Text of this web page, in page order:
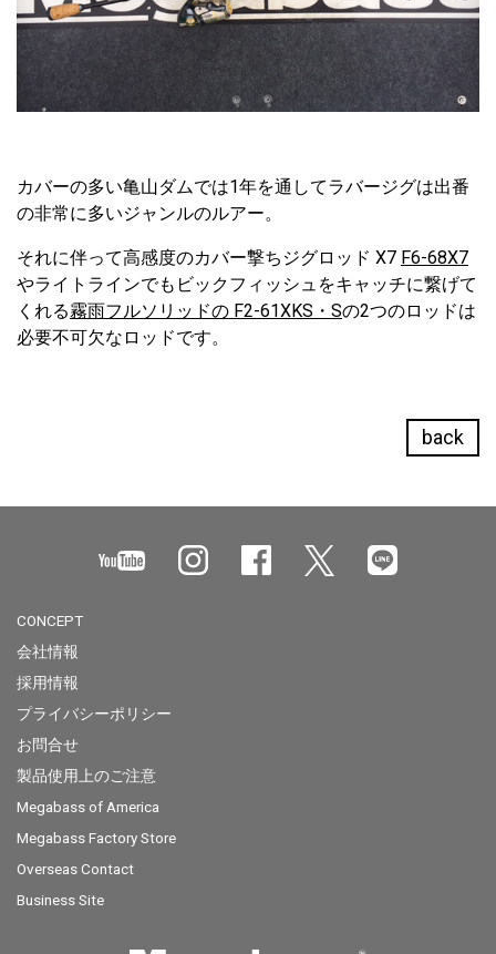
カバーの多い亀山ダムでは1年を通してラバージグは出番
の非常に多いジャンルのルアー。
それに伴って高感度のカバー撃ちジグロッド X7 F6-68X7
やライトラインでもビックフィッシュをキャッチに繋げて
くれる霧雨フルソリッドの F2-61XKS・Sの2つのロッドは
必要不可欠なロッドです。
back
CONCEPT
会社情報
採用情報
プライバシーポリシー
お問合せ
製品使用上のご注意
Megabass of America
Megabass Factory Store
Overseas Contact
Business Site